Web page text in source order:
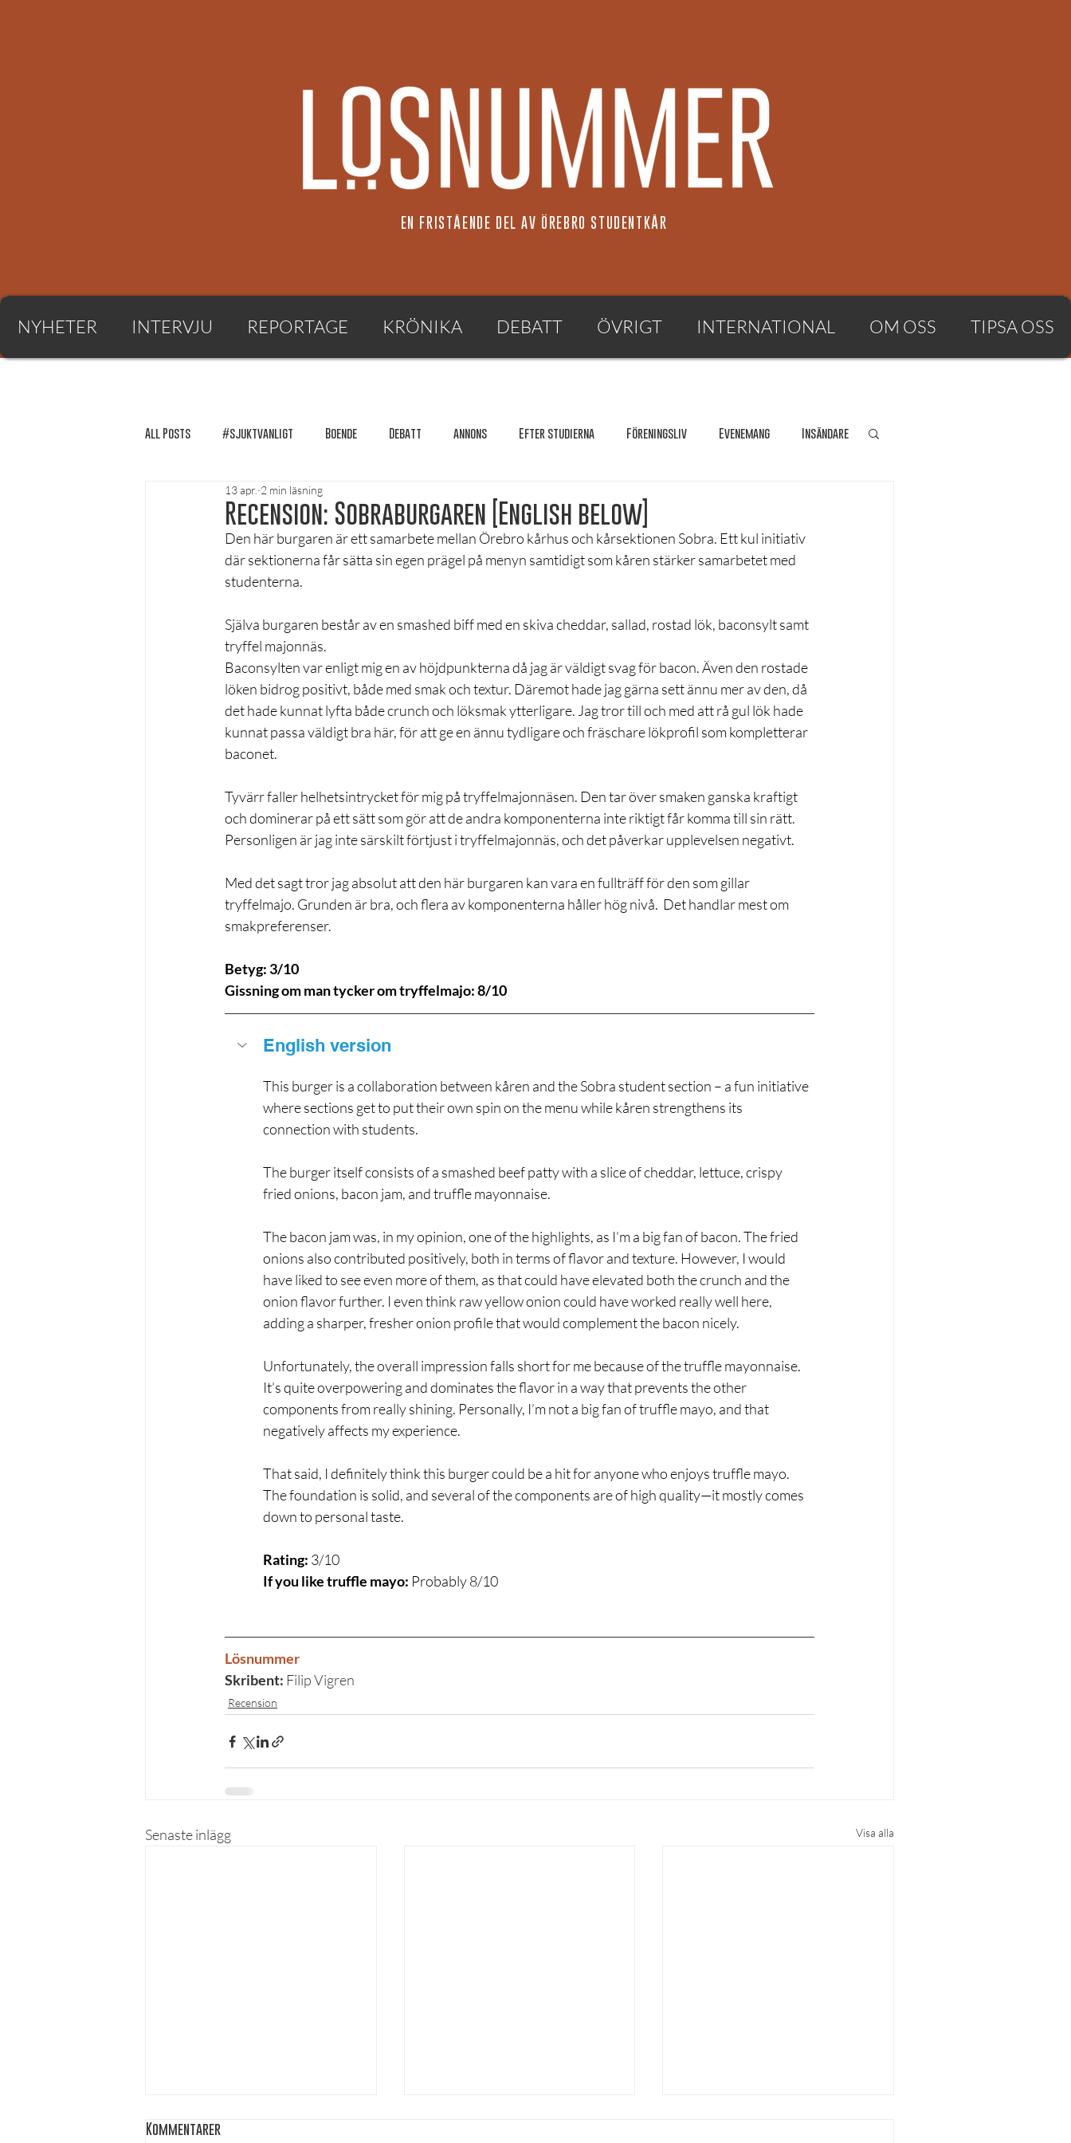
EN FRISTÅENDE DEL AV ÖREBRO STUDENTKÅR
NYHETER INTERVJU REPORTAGE KRÖNIKA DEBATT ÖVRIGT INTERNATIONAL OM OSS TIPSA OSS
All Posts #sjuktvanligt Boende Debatt annons Efter studierna Föreningsliv Evenemang Insändare
FUM-rapport Händer i Örebro Intervju Krönika
Lösnummer tipsar Lösnummer testar Maxa studierna Mat & hälsa Örebro studentkår Personporträtt
Podcast - Studentliv Reportage Recension Styrelseval Studentekonomi Resa
Studentens bekännelse
Recension: Sobraburgaren [English below]
13 apr. 2 min läsning
Den här burgaren är ett samarbete mellan Örebro kårhus och kårsektionen Sobra. Ett kul initiativ
där sektionerna får sätta sin egen prägel på menyn samtidigt som kåren stärker samarbetet med
studenterna.
Själva burgaren består av en smashed biff med en skiva cheddar, sallad, rostad lök, baconsylt samt
tryffel majonnäs.
Baconsylten var enligt mig en av höjdpunkterna då jag är väldigt svag för bacon. Även den rostade
löken bidrog positivt, både med smak och textur. Däremot hade jag gärna sett ännu mer av den, då
det hade kunnat lyfta både crunch och löksmak ytterligare. Jag tror till och med att rå gul lök hade
kunnat passa väldigt bra här, för att ge en ännu tydligare och fräschare lökprofil som kompletterar
baconet.
Tyvärr faller helhetsintrycket för mig på tryffelmajonnäsen. Den tar över smaken ganska kraftigt
och dominerar på ett sätt som gör att de andra komponenterna inte riktigt får komma till sin rätt.
Personligen är jag inte särskilt förtjust i tryffelmajonnäs, och det påverkar upplevelsen negativt.
Med det sagt tror jag absolut att den här burgaren kan vara en fullträff för den som gillar
tryffelmajo. Grunden är bra, och flera av komponenterna håller hög nivå.  Det handlar mest om
smakpreferenser.
Betyg: 3/10
Gissning om man tycker om tryffelmajo: 8/10
English version
This burger is a collaboration between kåren and the Sobra student section – a fun initiative
where sections get to put their own spin on the menu while kåren strengthens its
connection with students.
The burger itself consists of a smashed beef patty with a slice of cheddar, lettuce, crispy
fried onions, bacon jam, and truffle mayonnaise.
The bacon jam was, in my opinion, one of the highlights, as I’m a big fan of bacon. The fried
onions also contributed positively, both in terms of flavor and texture. However, I would
have liked to see even more of them, as that could have elevated both the crunch and the
onion flavor further. I even think raw yellow onion could have worked really well here,
adding a sharper, fresher onion profile that would complement the bacon nicely.
Unfortunately, the overall impression falls short for me because of the truffle mayonnaise.
It’s quite overpowering and dominates the flavor in a way that prevents the other
components from really shining. Personally, I’m not a big fan of truffle mayo, and that
negatively affects my experience.
That said, I definitely think this burger could be a hit for anyone who enjoys truffle mayo.
The foundation is solid, and several of the components are of high quality—it mostly comes
down to personal taste.
Rating: 3/10
If you like truffle mayo: Probably 8/10
Lösnummer
Skribent: Filip Vigren
Recension
Senaste inlägg Visa alla
Kommentarer